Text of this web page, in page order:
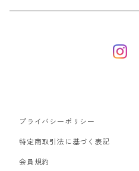
スウェットシャツ・フーディ
ボードショーツ
プライバシーポリシー
特定商取引法に基づく表記
会員規約